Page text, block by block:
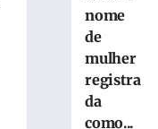
Homem
nome
de
mulher
registra
da
como...